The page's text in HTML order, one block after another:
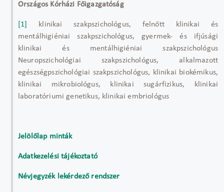
Országos Kórházi Főigazgatóság
[1]
klinikai szakpszichológus, felnőtt klinikai és
mentálhigiéniai szakpszichológus, gyermek- és ifjúsági
klinikai és mentálhigiéniai szakpszichológus
Neuropszichológiai szakpszichológus, alkalmazott
egészségpszichológiai szakpszichológus, klinikai biokémikus,
klinikai mikrobiológus, klinikai sugárfizikus, klinikai
laboratóriumi genetikus, klinikai embriológus
Jelölőlap minták
Adatkezelési tájékoztató
Névjegyzék lekérdező rendszer